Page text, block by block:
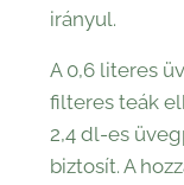
irányul.
A 0,6 literes
filteres teák
2,4 dl-es
biztosít. A